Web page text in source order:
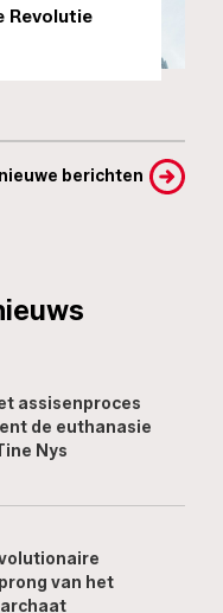
Revolutie
berichten
assisenproces
de euthanasie
Nys
van het